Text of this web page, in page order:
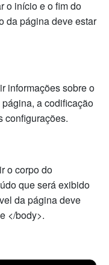
o início e o fim do
da página deve estar
informações sobre o
a codificação
configurações.
o corpo do
que será exibido
da página deve
</body>.